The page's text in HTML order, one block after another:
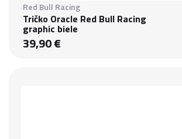
Red Bull Racing
Tričko Oracle Red Bull Racing
graphic biele
39,90 €